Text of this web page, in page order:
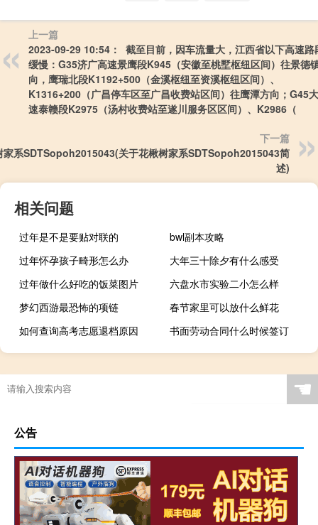
上一篇
2023-09-29 10:54： 截至目前，因车流量大，江西省以下高速路
缓慢：G35济广高速景鹰段K945（安徽至桃墅枢纽区间）往景德
向，鹰瑞北段K1192+500（金溪枢纽至资溪枢纽区间）、
K1316+200（广昌停车区至广昌收费站区间）往鹰潭方向；G45
速泰赣段K2975（汤村收费站至遂川服务区区间）、K2986（ ​​​
下一篇
家系SDTSopoh2015043(关于花楸树家系SDTSopoh2015043简
述)
相关问题
过年是不是要贴对联的
bwl副本攻略
过年怀孕孩子畸形怎么办
大年三十除夕有什么感受
过年做什么好吃的饭菜图片
六盘水市实验二小怎么样
梦幻西游最恐怖的项链
春节家里可以放什么鲜花
如何查询高考志愿退档原因
书面劳动合同什么时候签订
☚
公告